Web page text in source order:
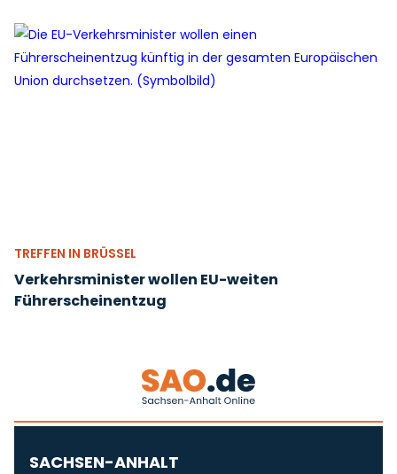
TREFFEN IN BRÜSSEL
Verkehrsminister wollen EU-weiten
Führerscheinentzug
SACHSEN-ANHALT